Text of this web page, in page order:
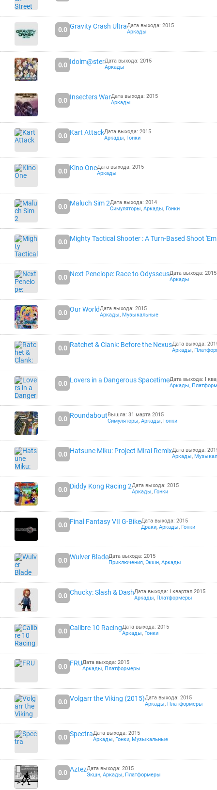
0.0 Gravity Crash UltraДата выхода: 2015
Аркады
0.0 Idolm@sterДата выхода: 2015
Аркады
0.0 Insecters WarДата выхода: 2015
Аркады
0.0 Kart AttackДата выхода: 2015
Аркады, Гонки
0.0 Kino OneДата выхода: 2015
Аркады
0.0 Maluch Sim 2Дата выхода: 2014
Симуляторы, Аркады, Гонки
0.0 Mighty Tactical Shooter : A Turn-Based Shoot
0.0 Next Penelope: Race to OdysseusДата выхода: 2015
Аркады
0.0 Our WorldДата выхода: 2015
Аркады, Музыкальные
0.0 Ratchet & Clank: Before the NexusДата выхода:
Аркады,
0.0 Lovers in a Dangerous SpacetimeДата выхода: I
Аркады,
0.0 RoundaboutВышла: 31 марта 2015
Симуляторы, Аркады, Гонки
0.0 Hatsune Miku: Project Mirai RemixДата выхода:
Аркады,
0.0 Diddy Kong Racing 2Дата выхода: 2015
Аркады, Гонки
0.0 Final Fantasy VII G-BikeДата выхода: 2015
Драки, Аркады, Гонки
0.0 Wulver BladeДата выхода: 2015
Приключения, Экшн, Аркады
0.0 Chucky: Slash & DashДата выхода: I квартал 2015
Аркады, Платформеры
0.0 Calibre 10 RacingДата выхода: 2015
Аркады, Гонки
0.0 FRUДата выхода: 2015
Аркады, Платформеры
0.0 Volgarr the Viking (2015)Дата выхода: 2015
Аркады, Платформеры
0.0 SpectraДата выхода: 2015
Аркады, Гонки, Музыкальные
0.0 AztezДата выхода: 2015
Экшн, Аркады, Платформеры